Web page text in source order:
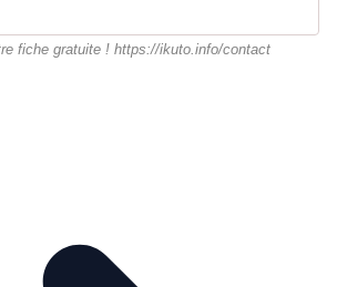
fiche gratuite ! https://ikuto.info/contact